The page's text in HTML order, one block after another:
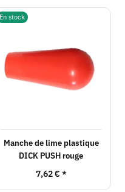
En stock
Manche de lime plastique
DICK PUSH rouge
7,62 € *